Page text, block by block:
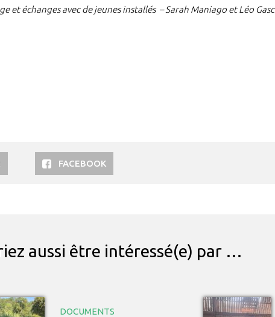
et échanges avec de jeunes installés – Sarah Maniago et Léo Gasc
FACEBOOK
aussi être intéressé(e) par …
DOCUMENTS